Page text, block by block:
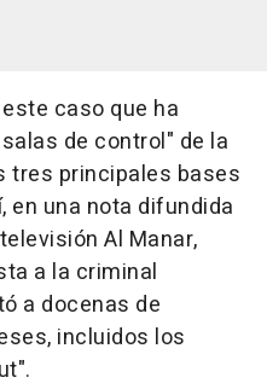
caso que ha
de control" de la
tres principales bases
en una nota difundida
Al Manar,
a la criminal
a docenas de
incluidos los